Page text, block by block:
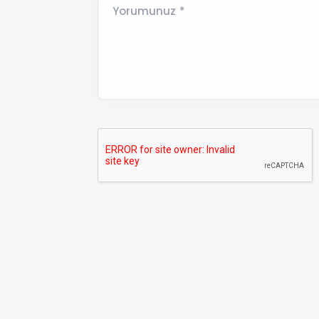
Yorumunuz *